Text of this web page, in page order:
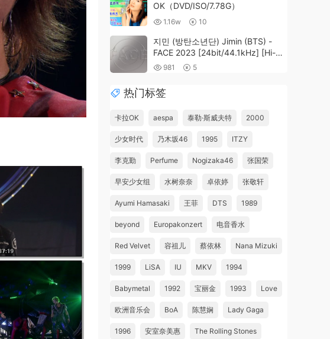
OK（DVD/ISO/7.78G）
1.16w 10
지민 (방탄소년단) Jimin (BTS) -
FACE 2023 [24bit/44.1kHz] [Hi-
Res Flac 231MB]
981 5
热门标签
卡拉OK aespa 泰勒·斯威夫特 2000
少女时代 乃木坂46 1995 ITZY
李克勤 Perfume Nogizaka46 张国荣
早安少女组 水树奈奈 卓依婷 张敬轩
Ayumi Hamasaki 王菲 DTS 1989
beyond Europakonzert 电音香水
Red Velvet 容祖儿 蔡依林 Nana Mizuki
1999 LiSA IU MKV 1994
Babymetal 1992 宝丽金 1993 Love
欧洲音乐会 BoA 陈慧娴 Lady Gaga
1996 安室奈美惠 The Rolling Stones